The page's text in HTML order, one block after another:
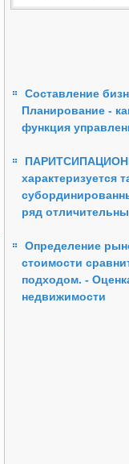
Составление
Планирование -
функция
характеризуется
ряд
Определение
стоимости
подходом. -
недвижимости